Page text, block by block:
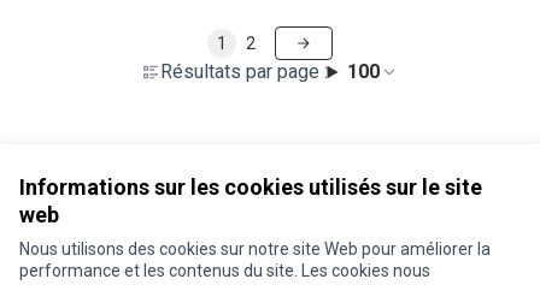
Informations sur les cookies utilisés sur le site
web
Nous utilisons des cookies sur notre site Web pour améliorer la
performance et les contenus du site. Les cookies nous
Résultats par page : 100
1 2
Conditions d'utilisation
Paramètres des cookies